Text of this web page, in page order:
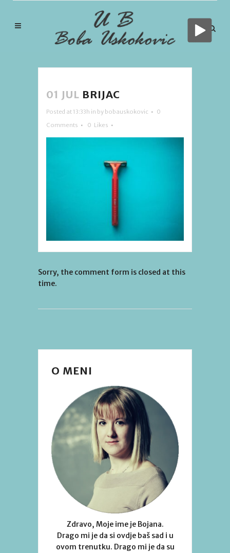
01 JUL BRIJAC
Posted at 13:33h in by bobauskokovic
0
Comments
0 Likes
Sorry, the comment form is closed at this
time.
O MENI
Zdravo, Moje ime je Bojana.
Drago mi je da si ovdje baš sad i u
ovom trenutku. Drago mi je da su